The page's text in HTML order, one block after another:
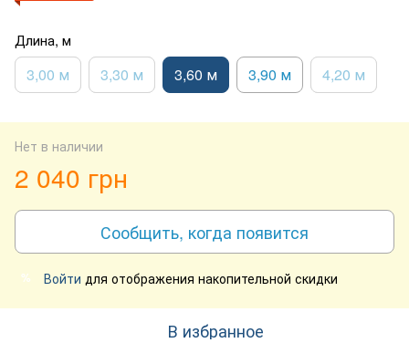
Длина, м
3,00 м 3,30 м 3,60 м 3,90 м 4,20 м
Нет в наличии
2 040 грн
Сообщить, когда появится
% Войти для отображения накопительной скидки
В избранное